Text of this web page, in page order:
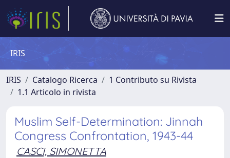
IRIS
IRIS Catalogo Ricerca
1 Contributo su Rivista
1.1 Articolo in rivista
Muslim Self-Determination: Jinnah
Congress Confrontation, 1943-44
CASCI, SIMONETTA